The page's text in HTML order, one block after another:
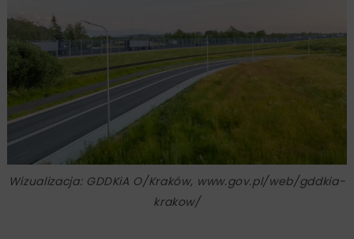
Wizualizacja: GDDKiA O/Kraków, www.gov.pl/web/gddkia-
krakow/